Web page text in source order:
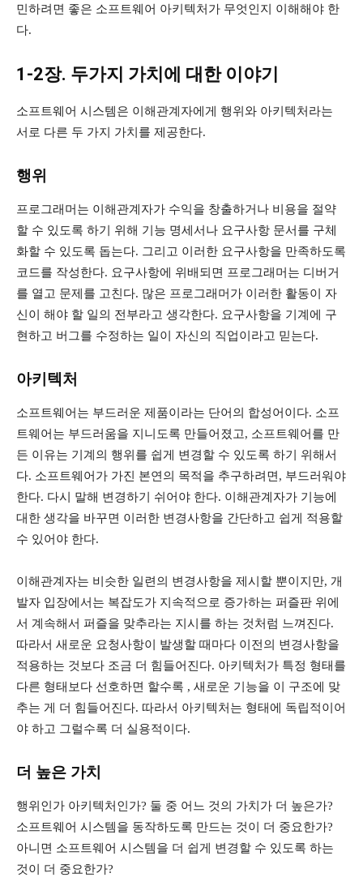
민하려면 좋은 소프트웨어 아키텍처가 무엇인지 이해해야 한
다.
1-2장. 두가지 가치에 대한 이야기
소프트웨어 시스템은 이해관계자에게 행위와 아키텍처라는
서로 다른 두 가지 가치를 제공한다.
행위
프로그래머는 이해관계자가 수익을 창출하거나 비용을 절약
할 수 있도록 하기 위해 기능 명세서나 요구사항 문서를 구체
화할 수 있도록 돕는다. 그리고 이러한 요구사항을 만족하도록
코드를 작성한다. 요구사항에 위배되면 프로그래머는 디버거
를 열고 문제를 고친다. 많은 프로그래머가 이러한 활동이 자
신이 해야 할 일의 전부라고 생각한다. 요구사항을 기계에 구
현하고 버그를 수정하는 일이 자신의 직업이라고 믿는다.
아키텍처
소프트웨어는 부드러운 제품이라는 단어의 합성어이다. 소프
트웨어는 부드러움을 지니도록 만들어졌고, 소프트웨어를 만
든 이유는 기계의 행위를 쉽게 변경할 수 있도록 하기 위해서
다. 소프트웨어가 가진 본연의 목적을 추구하려면, 부드러워야
한다. 다시 말해 변경하기 쉬어야 한다. 이해관계자가 기능에
대한 생각을 바꾸면 이러한 변경사항을 간단하고 쉽게 적용할
수 있어야 한다.
이해관계자는 비슷한 일련의 변경사항을 제시할 뿐이지만, 개
발자 입장에서는 복잡도가 지속적으로 증가하는 퍼즐판 위에
서 계속해서 퍼즐을 맞추라는 지시를 하는 것처럼 느껴진다.
따라서 새로운 요청사항이 발생할 때마다 이전의 변경사항을
적용하는 것보다 조금 더 힘들어진다. 아키텍처가 특정 형태를
다른 형태보다 선호하면 할수록 , 새로운 기능을 이 구조에 맞
추는 게 더 힘들어진다. 따라서 아키텍처는 형태에 독립적이어
야 하고 그럴수록 더 실용적이다.
더 높은 가치
행위인가 아키텍처인가? 둘 중 어느 것의 가치가 더 높은가?
소프트웨어 시스템을 동작하도록 만드는 것이 더 중요한가?
아니면 소프트웨어 시스템을 더 쉽게 변경할 수 있도록 하는
것이 더 중요한가?